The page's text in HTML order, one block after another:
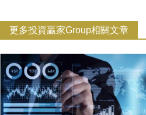
更多投資贏家Group相關文章